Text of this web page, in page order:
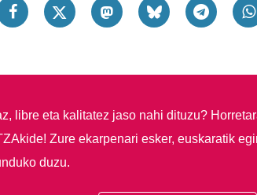
libre eta kalitatez jaso nahi dituzu?
Zure ekarpenari esker, euskaratik
duzu.